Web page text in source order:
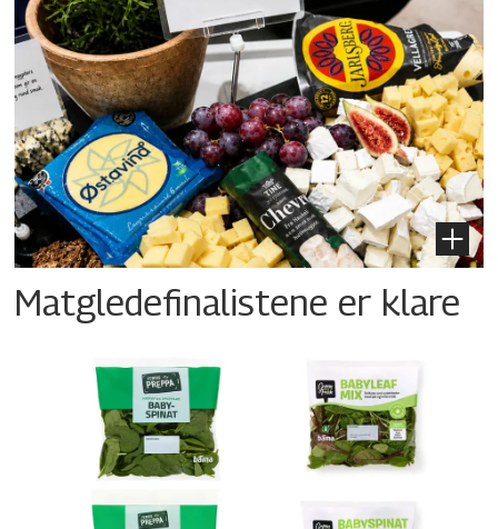
Matgledefinalistene er klare